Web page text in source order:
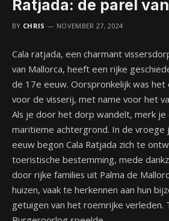
Ratjada: de parel
BY CHRIS NOVEMBER 27, 2024
Cala ratjada, een charmant
van Mallorca, heeft een rijke
de 17e eeuw. Oorspronkelijk was het
voor de visserij, met name voor het
Als je door het dorp wandelt, merk je
maritieme achtergrond. In de vroege
eeuw begon Cala Ratjada zich te
toeristische bestemming, mede
door rijke families uit Palma de
huizen, vaak te herkennen aan hun
getuigen van het roemrijke verleden.